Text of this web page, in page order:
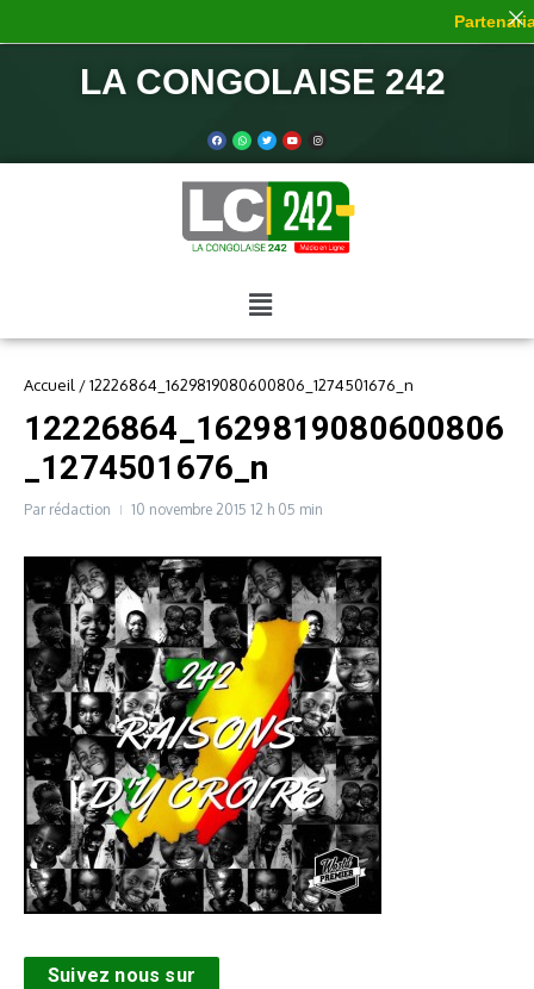
LA CONGOLAISE 242
Accueil /12226864_1629819080600806_1274501676_n
12226864_1629819080600806
_1274501676_n
Par rédaction 10 novembre 2015 12 h 05 min
Suivez nous sur